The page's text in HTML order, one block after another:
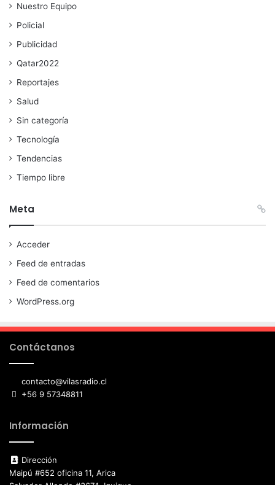
Nuestro Equipo
Policial
Publicidad
Qatar2022
Reportajes
Salud
Sin categoría
Tecnología
Tendencias
Tiempo libre
Meta
Acceder
Feed de entradas
Feed de comentarios
WordPress.org
Contáctanos
contacto@vilasradio.cl
+56 9 57348811
Información
Dirección
Maipú #652 oficina 11, Arica